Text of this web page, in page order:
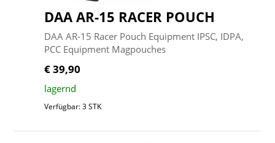
DAA AR-15 RACER POUCH
DAA AR-15 Racer Pouch Equipment IPSC, IDPA,
PCC Equipment Magpouches
€ 39,90
lagernd
Verfügbar: 3 STK